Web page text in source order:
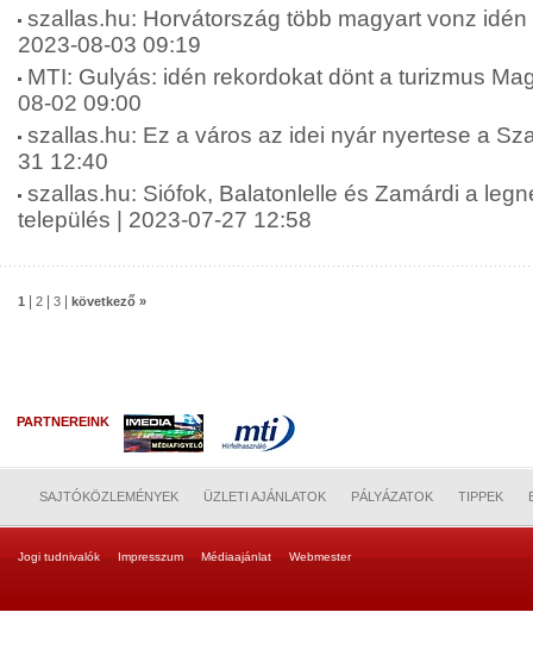
szallas.hu: Horvátország több magyart vonz
2023-08-03 09:19
MTI: Gulyás: idén rekordokat dönt a turizmus
08-02 09:00
szallas.hu: Ez a város az idei nyár nyertese a
31 12:40
szallas.hu: Siófok, Balatonlelle és Zamárdi a
település | 2023-07-27 12:58
1 2 3 következő »
PARTNEREINK
SAJTÓKÖZLEMÉNYEK ÜZLETI AJÁNLATOK PÁLYÁZATOK TIPPEK
Jogi tudnivalók Impresszum Médiaajánlat Webmester